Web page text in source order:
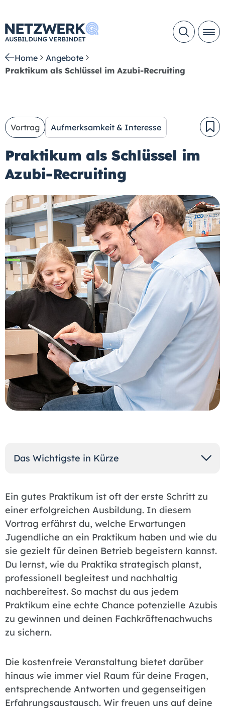
Home
Angebote
Praktikum als Schlüssel im Azubi-Recruiting
Vortrag Aufmerksamkeit & Interesse
Praktikum als Schlüssel im
Azubi-Recruiting
Das Wichtigste in Kürze
Ein gutes Praktikum ist oft der erste Schritt zu
einer erfolgreichen Ausbildung. In diesem
Vortrag erfährst du, welche Erwartungen
Jugendliche an ein Praktikum haben und wie du
sie gezielt für deinen Betrieb begeistern kannst.
Du lernst, wie du Praktika strategisch planst,
professionell begleitest und nachhaltig
nachbereitest. So machst du aus jedem
Praktikum eine echte Chance potenzielle Azubis
zu gewinnen und deinen Fachkräftenachwuchs
zu sichern.
Die kostenfreie Veranstaltung bietet darüber
hinaus wie immer viel Raum für deine Fragen,
entsprechende Antworten und gegenseitigen
Erfahrungsaustausch. Wir freuen uns auf deine